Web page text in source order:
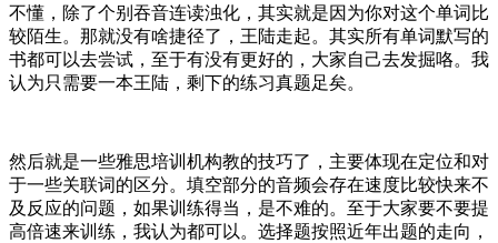
不懂，除了个别吞音连读浊化，其实就是因为你对这个单词比
较陌生。那就没有啥捷径了，王陆走起。其实所有单词默写的
书都可以去尝试，至于有没有更好的，大家自己去发掘咯。我
认为只需要一本王陆，剩下的练习真题足矣。
然后就是一些雅思培训机构教的技巧了，主要体现在定位和对
于一些关联词的区分。填空部分的音频会存在速度比较快来不
及反应的问题，如果训练得当，是不难的。至于大家要不要提
高倍速来训练，我认为都可以。选择题按照近年出题的走向，